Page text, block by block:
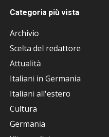
Categoria più vista
Archivio
Scelta del redattore
Attualità
Italiani in Germania
Italiani all'estero
Cultura
Germania